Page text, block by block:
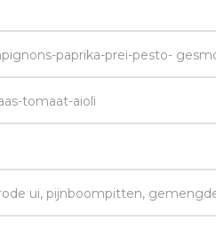
paprika-prei-pesto-
tomaat-aioli
ui, pijnboompitten,